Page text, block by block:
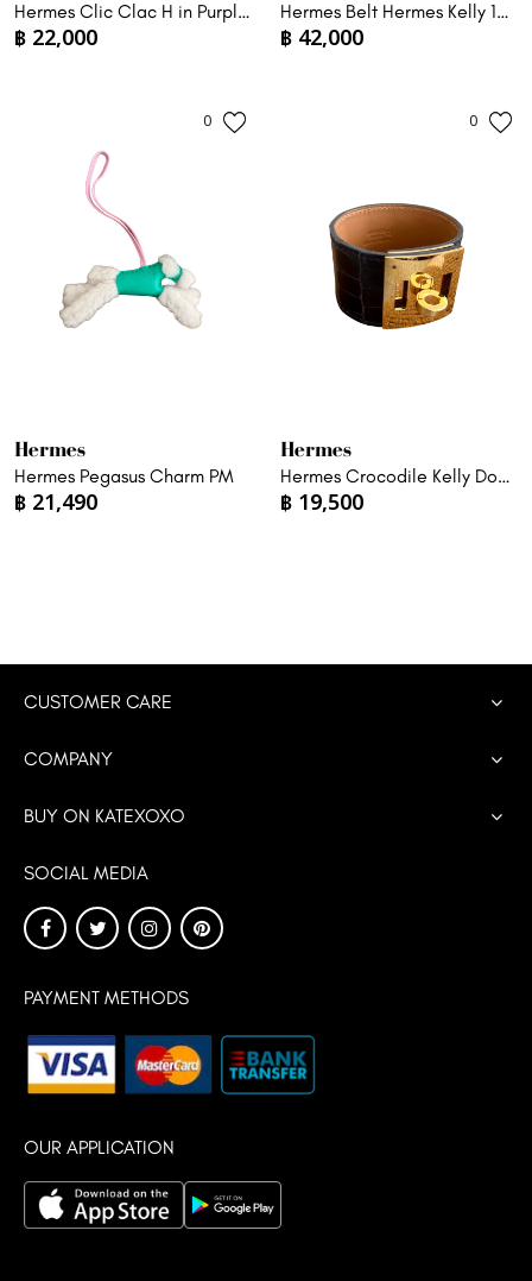
Hermes Clic Clac H in Purple
PM
฿ 22,000
Hermes Belt Hermes Kelly 18
Belt
฿ 42,000
0
Hermes
Hermes Pegasus Charm PM
฿ 21,490
0
Hermes
Hermes Crocodile Kelly Dog
Bracelet
฿ 19,500
CUSTOMER CARE
COMPANY
BUY ON KATEXOXO
SOCIAL MEDIA
PAYMENT METHODS
OUR APPLICATION